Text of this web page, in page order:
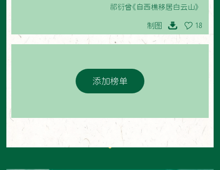
祁衍曾《自西樵移居白云山》
制图 18
添加榜单